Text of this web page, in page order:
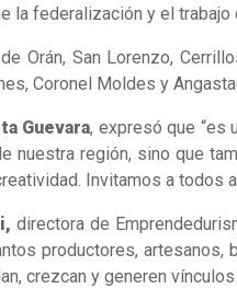
la federalización y el
Orán, San Lorenzo,
Coronel Moldes y
Guevara, expresó que “es
nuestra región, sino que
Invitamos a todos
directora de
productores,
crezcan y generen